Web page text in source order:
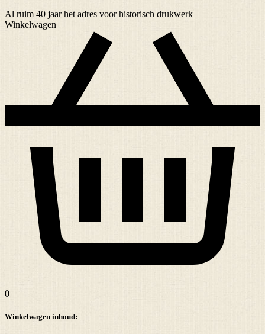
Al ruim 40 jaarhet adres voor historisch drukwerk
Winkelwagen
0
Winkelwagen inhoud: